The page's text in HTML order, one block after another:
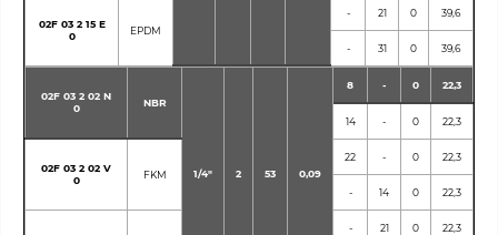
02F 03 2 15 E
0
EPDM
- 21 0 39,6
- 31 0 39,6
02F 03 2 02 N
0
NBR
1/4" 2 53 0,09
8 - 0 22,3
14 - 0 22,3
02F 03 2 02 V
0
FKM
22 - 0 22,3
- 14 0 22,3
- 21 0 22,3